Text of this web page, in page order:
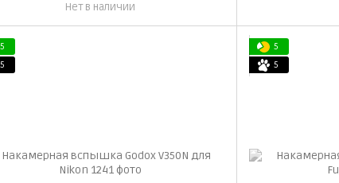
Нет в наличии
5
5
5
5